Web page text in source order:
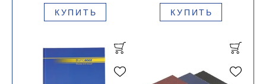
КУПИТЬ КУПИТЬ